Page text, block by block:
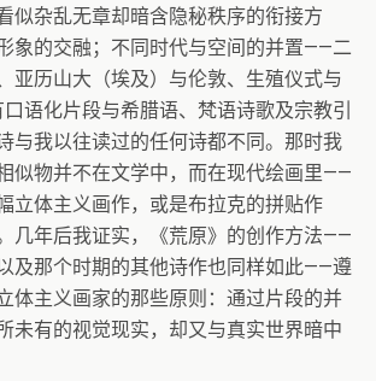
似杂乱无章却暗含隐秘秩序的衔接方
象的交融；不同时代与空间的并置——二
亚历山大（埃及）与伦敦、生殖仪式与
语化片段与希腊语、梵语诗歌及宗教引
与我以往读过的任何诗都不同。那时我
似物并不在文学中，而在现代绘画里——
立体主义画作，或是布拉克的拼贴作
几年后我证实，《荒原》的创作方法——
及那个时期的其他诗作也同样如此——遵
体主义画家的那些原则：通过片段的并
未有的视觉现实，却又与真实世界暗中